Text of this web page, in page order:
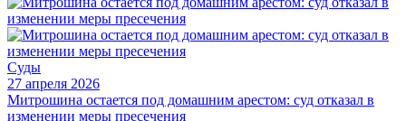
Суды
27 апреля 2026
Митрошина остается под домашним арестом: суд отказал в
изменении меры пресечения